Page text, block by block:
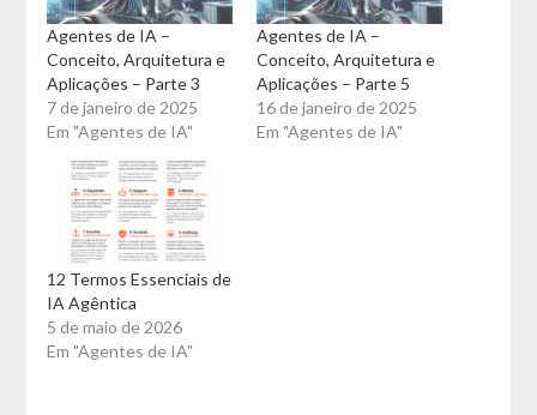
Agentes de IA –
Conceito, Arquitetura e
Aplicações – Parte 3
7 de janeiro de 2025
Em "Agentes de IA"
Agentes de IA –
Conceito, Arquitetura e
Aplicações – Parte 5
16 de janeiro de 2025
Em "Agentes de IA"
12 Termos Essenciais de
IA Agêntica
5 de maio de 2026
Em "Agentes de IA"